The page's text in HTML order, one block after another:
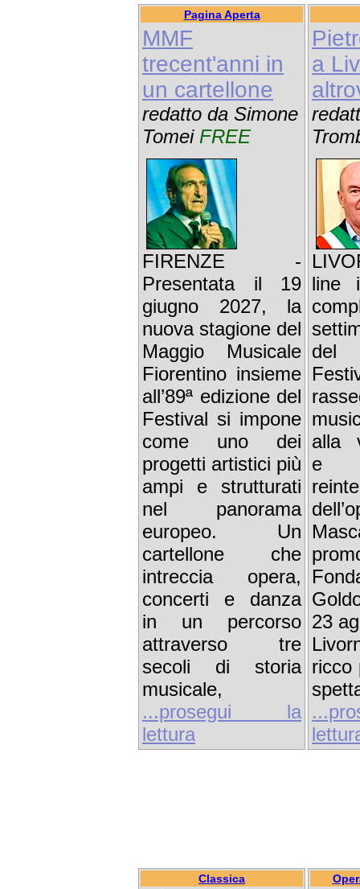
Pagina Aperta
MMF
trecent'anni in
un cartellone
redatto da Simone
Tomei FREE
FIRENZE -
Presentata il 19
giugno 2027, la
nuova stagione del
Maggio Musicale
Fiorentino insieme
all’89ª edizione del
Festival si impone
come uno dei
progetti artistici più
ampi e strutturati
nel panorama
europeo. Un
cartellone che
intreccia opera,
concerti e danza
in un percorso
attraverso tre
secoli di storia
musicale,
...prosegui la
lettura
a
line
del
alla
e
23
ricco
Classica